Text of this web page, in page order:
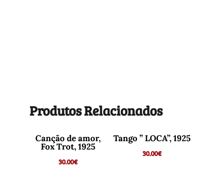
Produtos Relacionados
Canção de amor,
Fox Trot, 1925
30.00€
Tango ” LOCA”, 1925
30.00€